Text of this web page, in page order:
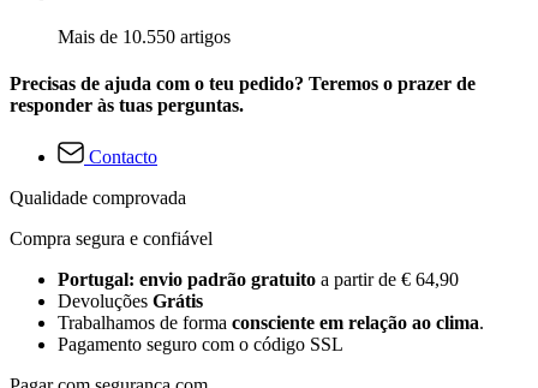
Mais de 10.550 artigos
Precisas de ajuda com o teu pedido? Teremos o prazer de
responder às tuas perguntas.
Contacto
Qualidade comprovada
Compra segura e confiável
Portugal: envio padrão gratuito a partir de € 64,90
Devoluções Grátis
Trabalhamos de forma consciente em relação ao clima.
Pagamento seguro com o código SSL